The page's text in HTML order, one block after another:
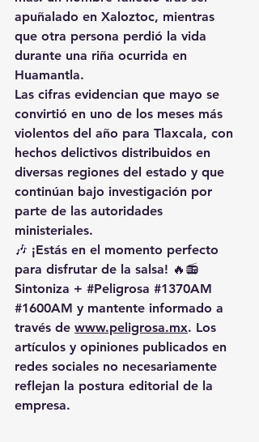
apuñalado en Xaloztoc, mientras
que otra persona perdió la vida
durante una riña ocurrida en
Huamantla.
Las cifras evidencian que mayo se
convirtió en uno de los meses más
violentos del año para Tlaxcala, con
hechos delictivos distribuidos en
diversas regiones del estado y que
continúan bajo investigación por
parte de las autoridades
ministeriales.
🎶 ¡Estás en el momento perfecto
para disfrutar de la salsa! 🔥📻
Sintoniza + #Peligrosa #1370AM
#1600AM y mantente informado a
través de www.peligrosa.mx. Los
artículos y opiniones publicados en
redes sociales no necesariamente
reflejan la postura editorial de la
empresa.